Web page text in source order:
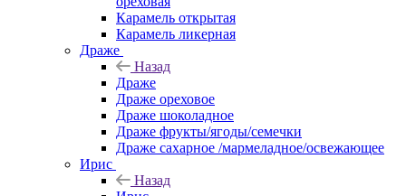
Карамель открытая
Карамель ликерная
Драже
Назад
Драже
Драже ореховое
Драже шоколадное
Драже фрукты/ягоды/семечки
Драже сахарное /мармеладное/освежающее
Ирис
Назад